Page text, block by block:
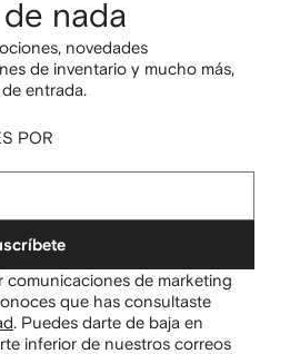
nada
novedades
de inventario y mucho más,
entrada.
POR
comunicaciones de marketing
que has consultaste
. Puedes darte de baja en
inferior de nuestros correos